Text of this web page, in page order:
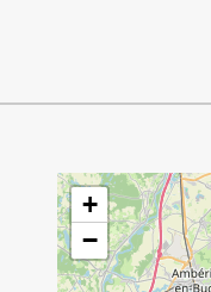
+
−